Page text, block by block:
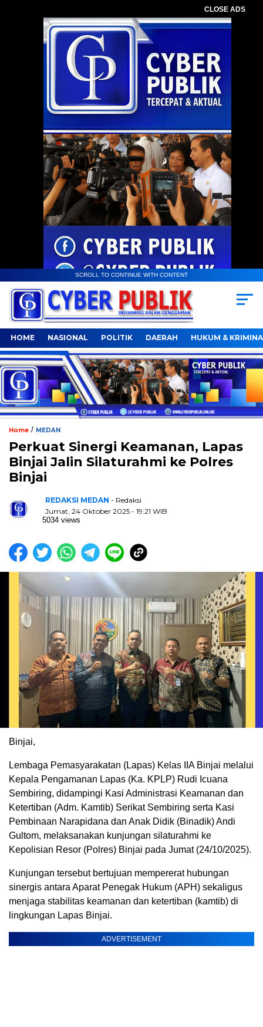
CLOSE ADS
SCROLL TO CONTINUE WITH CONTENT
HOME NASIONAL POLITIK DAERAH HUKUM &
Home / MEDAN
Perkuat Sinergi Keamanan, Lapas
Binjai Jalin Silaturahmi ke Polres
Binjai
REDAKSI MEDAN - Redaksi
Jumat, 24 Oktober 2025 - 19:21 WIB
5034 views
Binjai,
Lembaga Pemasyarakatan (Lapas) Kelas IIA Binjai melalui
Kepala Pengamanan Lapas (Ka. KPLP) Rudi Icuana
Sembiring, didampingi Kasi Administrasi Keamanan dan
Ketertiban (Adm. Kamtib) Serikat Sembiring serta Kasi
Pembinaan Narapidana dan Anak Didik (Binadik) Andi
Gultom, melaksanakan kunjungan silaturahmi ke
Kepolisian Resor (Polres) Binjai pada Jumat (24/10/2025).
Kunjungan tersebut bertujuan mempererat hubungan
sinergis antara Aparat Penegak Hukum (APH) sekaligus
menjaga stabilitas keamanan dan ketertiban (kamtib) di
lingkungan Lapas Binjai.
ADVERTISEMENT